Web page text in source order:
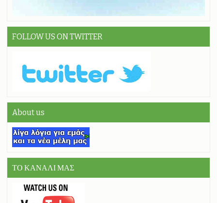
FOLLOW US ON TWITTER
About us
ΤΟ ΚΑΝΑΛΙ ΜΑΣ